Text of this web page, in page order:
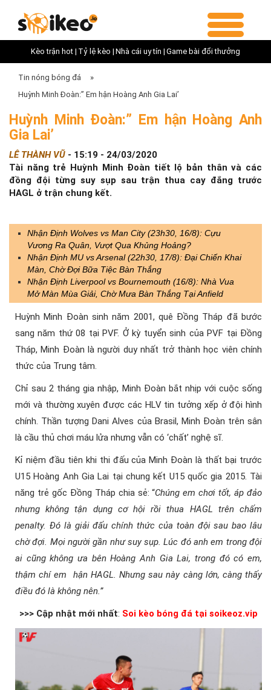
Kèo trận hot | Tỷ lệ kèo | Nhà cái uy tín | Game bài đổi thưởng
Tin nóng bóng đá
»
Huỳnh Minh Đoàn:” Em hận Hoàng Anh Gia Lai’
Huỳnh Minh Đoàn:” Em hận Hoàng Anh
Gia Lai’
LÊ THÀNH VŨ - 15:19 - 24/03/2020
Tài năng trẻ Huỳnh Minh Đoàn tiết lộ bản thân và các
đồng đội từng suy sụp sau trận thua cay đắng trước
HAGL ở trận chung kết.
Nhận Định Wolves vs Man City (23h30, 16/8): Cựu
Vương Ra Quân, Vượt Qua Khủng Hoảng?
Nhận Định MU vs Arsenal (22h30, 17/8): Đại Chiến Khai
Màn, Chờ Đợi Bữa Tiệc Bàn Thắng
Nhận Định Liverpool vs Bournemouth (16/8): Nhà Vua
Mở Màn Mùa Giải, Chờ Mưa Bàn Thắng Tại Anfield
Huỳnh Minh Đoàn sinh năm 2001, quê Đồng Tháp đã bước
sang năm thứ 08 tại PVF. Ở kỳ tuyển sinh của PVF tại Đồng
Tháp, Minh Đoàn là người duy nhất trở thành học viên chính
thức của Trung tâm.
Chỉ sau 2 tháng gia nhập, Minh Đoàn bắt nhịp với cuộc sống
mới và thường xuyên được các HLV tin tưởng xếp ở đội hình
chính. Thần tượng Dani Alves của Brasil, Minh Đoàn trên sân
là cầu thủ chơi máu lửa nhưng vẫn có ‘chất’ nghệ sĩ.
Kỉ niệm đầu tiên khi thi đấu của Minh Đoàn là thất bại trước
U15 Hoàng Anh Gia Lai tại chung kết U15 quốc gia 2015. Tài
năng trẻ gốc Đồng Tháp chia sẻ: “Chúng em chơi tốt, áp đảo
nhưng không tận dụng cơ hội rồi thua HAGL trên chấm
penalty. Đó là giải đấu chính thức của toàn đội sau bao lâu
chờ đợi. Mọi người gần như suy sụp. Lúc đó anh em trong đội
ai cũng không ưa bên Hoàng Anh Gia Lai, trong đó có em,
thậm chí em hận HAGL. Nhưng sau này càng lớn, càng thấy
điều đó là không nên.”
>>> Cập nhật mới nhất: Soi kèo bóng đá tại soikeoz.vip